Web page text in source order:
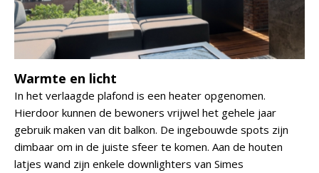
Warmte en licht
In het verlaagde plafond is een heater opgenomen.
Hierdoor kunnen de bewoners vrijwel het gehele jaar
gebruik maken van dit balkon. De ingebouwde spots zijn
dimbaar om in de juiste sfeer te komen. Aan de houten
latjes wand zijn enkele downlighters van Simes